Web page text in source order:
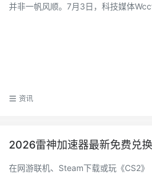
并非一帆风顺。7月3日，科技媒体
资讯
2026雷神加速器最新免费兑
在网游联机、Steam下载或玩《CS2